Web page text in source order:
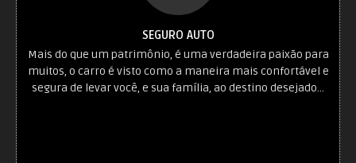
SEGURO AUTO
Mais do que um patrimônio, é uma verdadeira paixão para
muitos, o carro é visto como a maneira mais confortável e
segura de levar você, e sua família, ao destino desejado...